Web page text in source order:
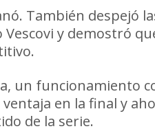
También despejó
y demostró
un funcionamiento
en la final y
de la serie.